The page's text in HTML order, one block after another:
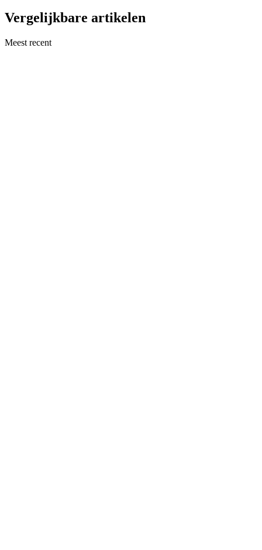
Vergelijkbare artikelen
Meest recent